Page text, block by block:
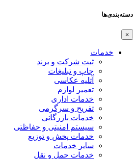
دسته‌بندی‌ها
×
خدمات
ثبت شرکت و برند
چاپ و تبلیغات
آتلیه عکاسی
تعمیر لوازم
خدمات اداری
تفریح و سرگرمی
خدمات بازرگانی
سیستم امنیتی و حفاظتی
خدمات پخش و توزیع
سایر خدمات
خدمات حمل و نقل